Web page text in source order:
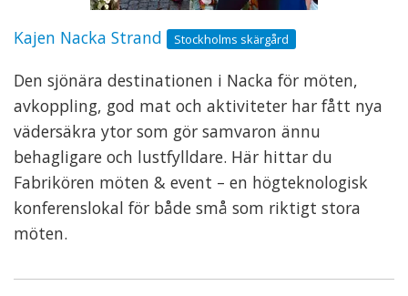
Kajen Nacka Strand Stockholms skärgård
Den sjönära destinationen i Nacka för möten,
avkoppling, god mat och aktiviteter har fått nya
vädersäkra ytor som gör samvaron ännu
behagligare och lustfylldare. Här hittar du
Fabrikören möten & event – en högteknologisk
konferenslokal för både små som riktigt stora
möten.